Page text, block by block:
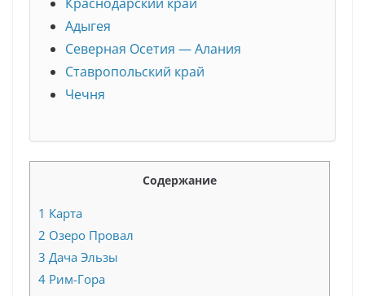
Адыгея
Северная Осетия — Алания
Ставропольский край
Чечня
Содержание
1 Карта
2 Озеро Провал
3 Дача Эльзы
4 Рим-Гора